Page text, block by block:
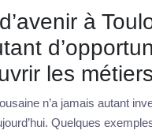
à
les métiers
n’a jamais autant
Quelques